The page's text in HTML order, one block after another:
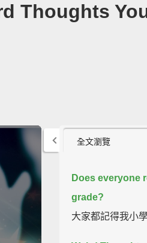
Thoughts
全文瀏覽
Does everyone
grade?
大家都記得我小